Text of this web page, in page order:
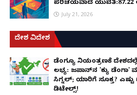
ಪರಿಚಯವಾದ ಯುವತಿ:87.22
July 21, 2026
ದೇಶ ವಿದೇಶ
ಡೆಂಗ್ಯೂ ನಿಯಂತ್ರಣಕ್ಕೆ
ಲಭ್ಯ: ಜಪಾನ್‌ನ 'ಕ್ಯು ಡೆಂಗಾ'
ಸಿಗ್ನಲ್; ಯಾರಿಗೆ ಸೂಕ್ತ?
ಡಿಟೇಲ್ಸ್!